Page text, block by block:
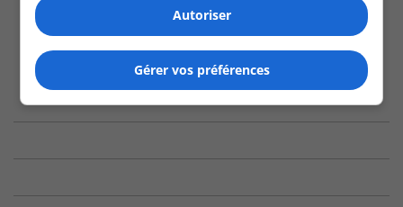
Autoriser
Gérer vos préférences